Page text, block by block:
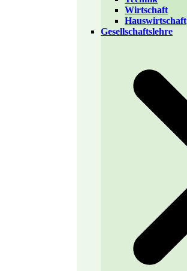
Wirtschaft
Hauswirtschaft
Gesellschaftslehre